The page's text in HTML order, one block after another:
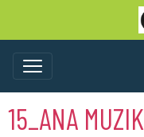
15_ANA MUZIK